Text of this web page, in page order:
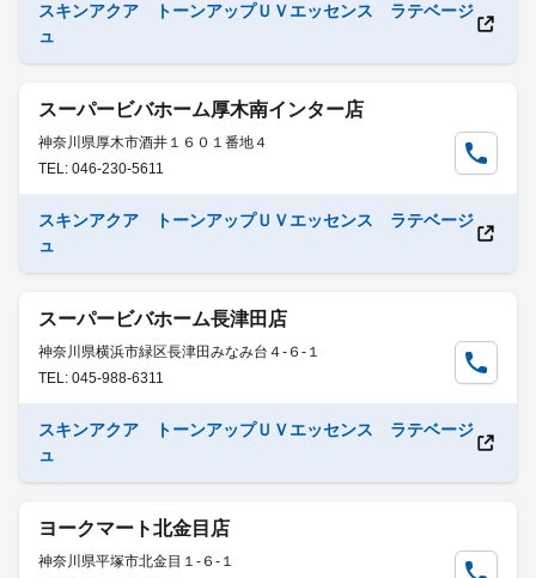
スキンアクア トーンアップＵＶエッセンス ラテベージ
ュ
スーパービバホーム厚木南インター店
神奈川県厚木市酒井１６０１番地４
TEL: 046-230-5611
スキンアクア トーンアップＵＶエッセンス ラテベージ
ュ
スーパービバホーム長津田店
神奈川県横浜市緑区長津田みなみ台４-６-１
TEL: 045-988-6311
スキンアクア トーンアップＵＶエッセンス ラテベージ
ュ
ヨークマート北金目店
神奈川県平塚市北金目１-６-１